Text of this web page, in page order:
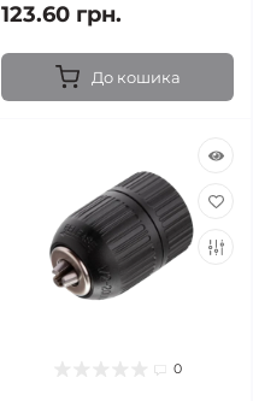
123.60 грн.
До кошика
0